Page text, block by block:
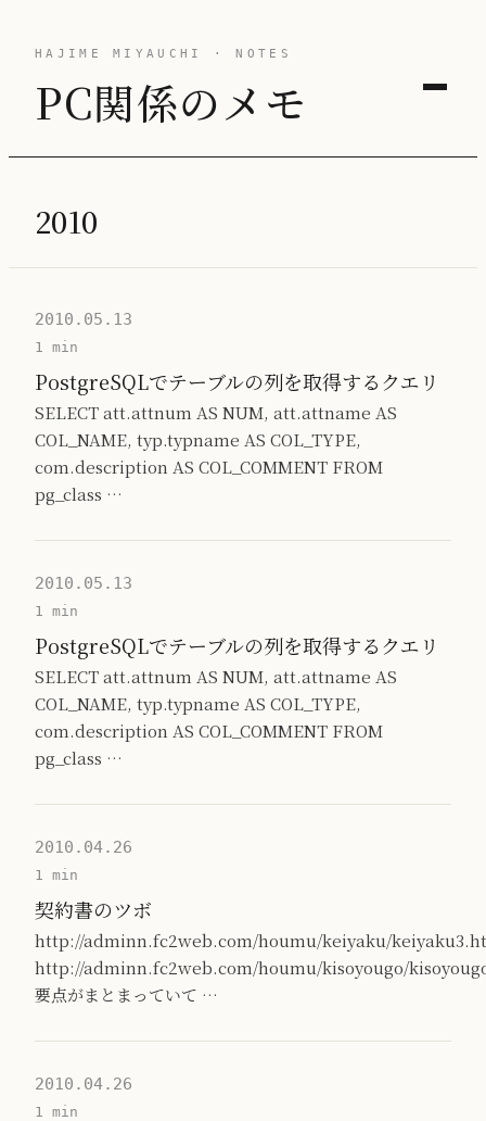
HAJIME MIYAUCHI · NOTES
PC関係のメモ
2010
2010.05.13
1 min
PostgreSQLでテーブルの列を取得するクエリ
SELECT att.attnum AS NUM, att.attname AS
COL_NAME, typ.typname AS COL_TYPE,
com.description AS COL_COMMENT FROM
pg_class …
2010.05.13
1 min
PostgreSQLでテーブルの列を取得するクエリ
SELECT att.attnum AS NUM, att.attname AS
COL_NAME, typ.typname AS COL_TYPE,
com.description AS COL_COMMENT FROM
pg_class …
2010.04.26
1 min
契約書のツボ
http://adminn.fc2web.com/houmu/keiyaku/
http://adminn.fc2web.com/houmu/kisoyougo/
要点がまとまっていて …
2010.04.26
1 min